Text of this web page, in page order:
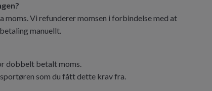
Vi refunderer momsen i forbindelse med at
manuellt.
dobbelt betalt moms.
som du fått dette krav fra.